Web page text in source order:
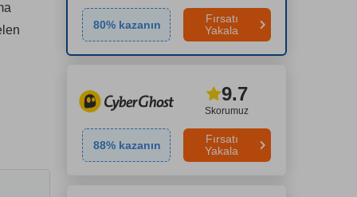
80% kazanın
Fırsatı
Yakala
Skorumuz
9.7
88% kazanın
Fırsatı
Yakala